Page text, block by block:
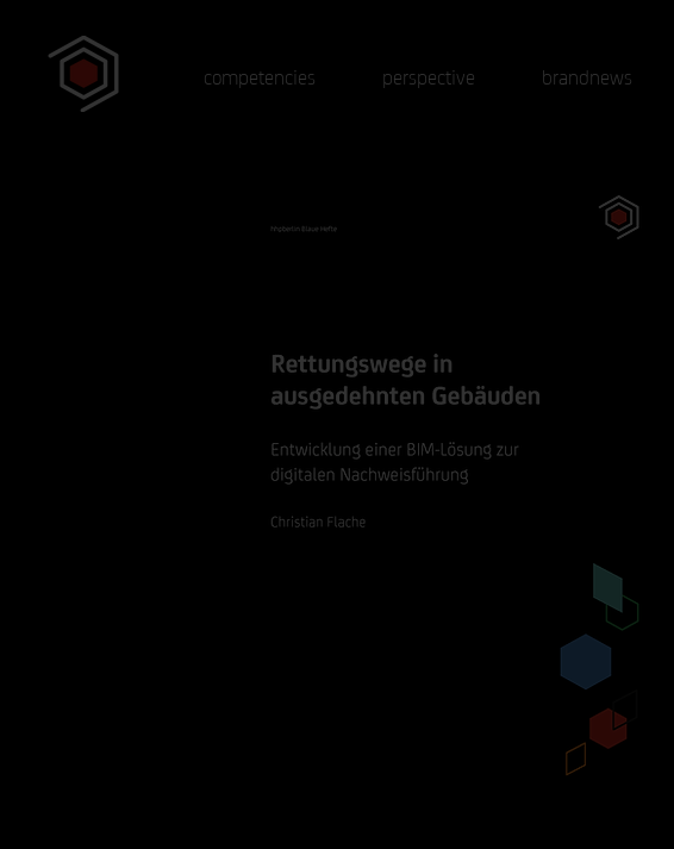
competencies perspective brandnews